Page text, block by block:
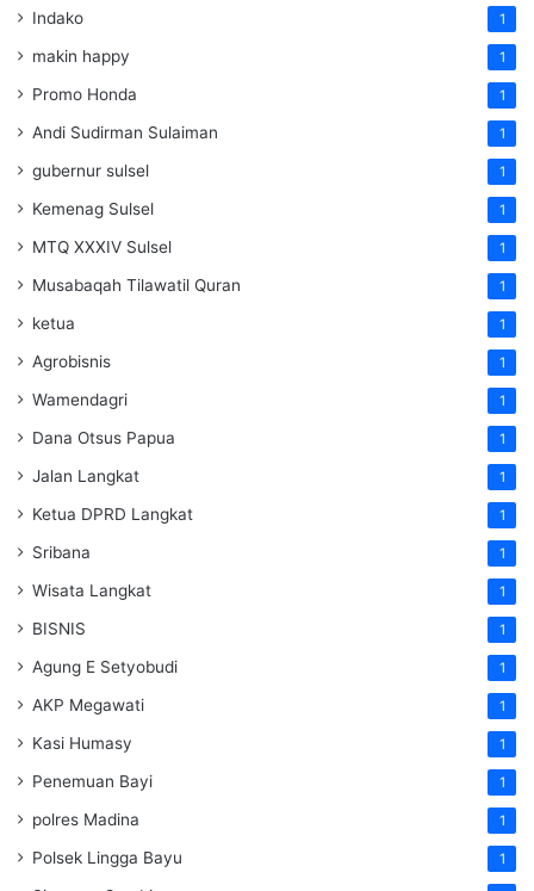
Indako 1
makin happy 1
Promo Honda 1
Andi Sudirman Sulaiman 1
gubernur sulsel 1
Kemenag Sulsel 1
MTQ XXXIV Sulsel 1
Musabaqah Tilawatil Quran 1
ketua 1
Agrobisnis 1
Wamendagri 1
Dana Otsus Papua 1
Jalan Langkat 1
Ketua DPRD Langkat 1
Sribana 1
Wisata Langkat 1
BISNIS 1
Agung E Setyobudi 1
AKP Megawati 1
Kasi Humasy 1
Penemuan Bayi 1
polres Madina 1
Polsek Lingga Bayu 1